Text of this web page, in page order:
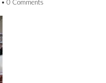
• 0 Comments